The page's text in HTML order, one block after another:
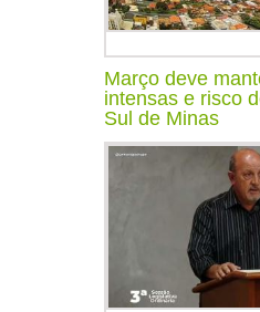
Março deve
intensas e risco
Sul de Minas